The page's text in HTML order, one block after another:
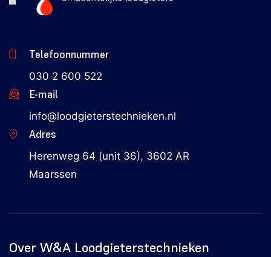
Telefoonnummer
030 2 600 522
E-mail
info@loodgieterstechnieken.nl
Adres
Herenweg 64 (unit 36), 3602 AR
Maarssen
Over W&A Loodgieterstechnieken